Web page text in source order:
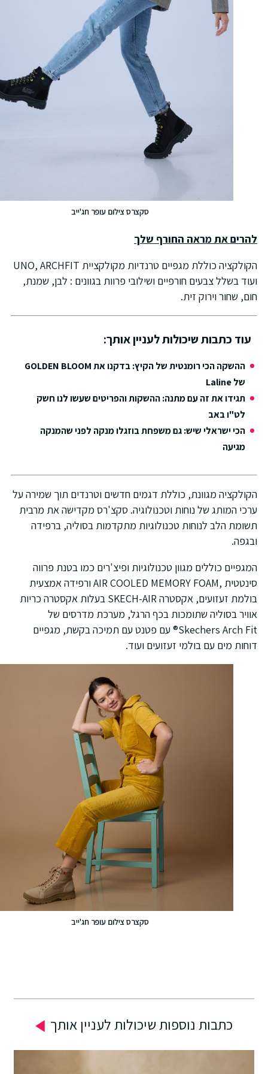
סקצרס צילום עופר חג'ייב
את מראה החורף שלך
הקולקציה כוללת מגפיים טרנדיות מקולקציית UNO, ARCHFIT
בשלל צבעים חורפיים ושילובי פרוות בגוונים : לבן, שמנת,
שחור וירוק זית.
עוד כתבות שיכולות לעניין אותך:
ההשקה הכי רומנטית של הקיץ: בדקנו את GOLDEN BLOOM
תגידו את זה עם מתנה: ההשקות והפריטים שעשו לנו חשק
לט"ו באב
הכי ישראלי שיש: גם משפחת בוזגלו מנקה לפני שהמנקה
מגיעה
מגוונת, כוללת דגמים חדשים וטרנדים תוך שמירה על
המותג של נוחות וטכנולוגיה. סקצ'רס מקדישה את מרבית
הלב לנוחות טכנולוגיות מתקדמות בסוליה, ברפידה
כוללים מגוון טכנולוגיות ופיצ'רים כמו בטנת פרווה
סינטטית ,AIR COOLED MEMORY FOAM ורפידה אמצעית
בולמת זעזועים, אקסטרה SKECH-AIR בעלות אקסטרה כריות
בסוליה שתומכות בכף הרגל, מערכת מדרסים של
Skechers Arch Fit® עם פטנט עם תמיכה בקשת, מגפיים
מים עם בולמי זעזועים ועוד.
סקצרס צילום עופר חג'ייב
כתבות נוספות שיכולות לעניין אותך